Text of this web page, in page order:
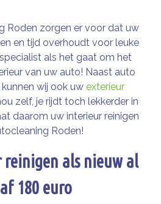
Roden zorgen er voor dat uw
en tijd overhoudt voor leuke
als het gaat om het
van uw auto! Naast auto
wij ook uw exterieur
zelf, je rijdt toch lekkerder in
daarom uw interieur reinigen
Roden!
als nieuw al
180 euro